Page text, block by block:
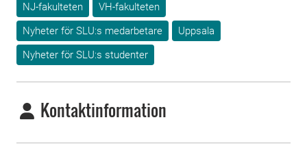
NJ-fakulteten
VH-fakulteten
Nyheter för SLU:s medarbetare
Uppsala
Nyheter för SLU:s studenter
Kontaktinformation